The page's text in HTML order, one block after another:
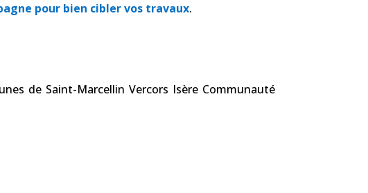
pour bien cibler vos travaux.
de Saint-Marcellin Vercors Isère Communauté